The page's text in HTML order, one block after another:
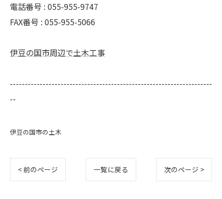
電話番号 : 055-955-9747
FAX番号 : 055-955-5066
伊豆の国市周辺で土木工事
--------------------------------------------------------------------
--
伊豆の国市の土木
< 前のページ 一覧に戻る 次のページ >